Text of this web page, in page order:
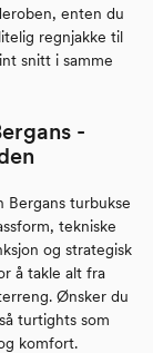
enten du
regnjakke til
snitt i samme
-
Bergans turbukse
tekniske
og strategisk
å takle alt fra
Ønsker du
turtights som
komfort.